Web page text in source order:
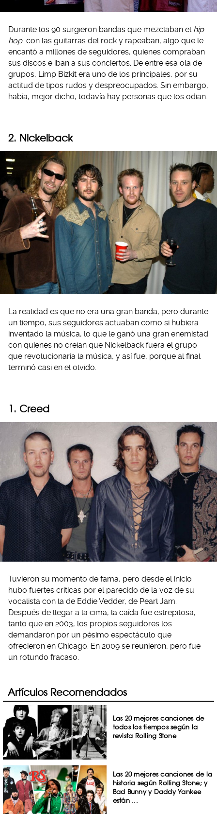
Durante los 90 surgieron bandas que mezclaban el hip
hop con las guitarras del rock y rapeaban, algo que le
encantó a millones de seguidores, quienes compraban
sus discos e iban a sus conciertos. De entre esa ola de
grupos, Limp Bizkit era uno de los principales, por su
actitud de tipos rudos y despreocupados. Sin embargo,
había, mejor dicho, todavía hay personas que los odian.
2. Nickelback
La realidad es que no era una gran banda, pero durante
un tiempo, sus seguidores actuaban como si hubiera
inventado la música, lo que le ganó una gran enemistad
con quienes no creían que Nickelback fuera el grupo
que revolucionaría la música, y así fue, porque al final
terminó casi en el olvido.
1. Creed
Tuvieron su momento de fama, pero desde el inicio
hubo fuertes críticas por el parecido de la voz de su
vocalista con la de Eddie Vedder, de Pearl Jam.
Después de llegar a la cima, la caída fue estrepitosa,
tanto que en 2003, los propios seguidores los
demandaron por un pésimo espectáculo que
ofrecieron en Chicago. En 2009 se reunieron, pero fue
un rotundo fracaso.
Artículos Recomendados
Las 20 mejores canciones de
todos los tiempos según la
revista Rolling Stone
Las 20 mejores canciones de la
historia según Rolling Stone; y
Bad Bunny y Daddy Yankee
están ...